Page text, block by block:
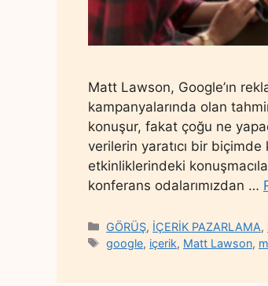
Matt Lawson, Google’ın
kampanyalarında olan
konuşur, fakat çoğu ne
verilerin yaratıcı bir biçimde
etkinliklerindeki
konferans odalarımızdan …
Categories
GÖRÜŞ, İÇERİK PAZARLAMA,
Tags
google, içerik, Matt Lawson,